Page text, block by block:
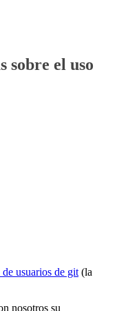
sobre el uso
de usuarios de git (la
nosotros su